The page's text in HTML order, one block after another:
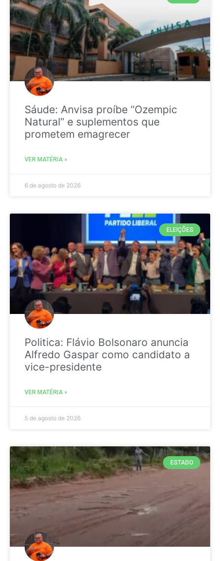
Sáude: Anvisa proíbe “Ozempic
Natural” e suplementos que
prometem emagrecer
VER MATÉRIA »
6 de agosto de 2026
ELEIÇÕES
Politica: Flávio Bolsonaro anuncia
Alfredo Gaspar como candidato a
vice-presidente
VER MATÉRIA »
5 de agosto de 2026
ESTADO